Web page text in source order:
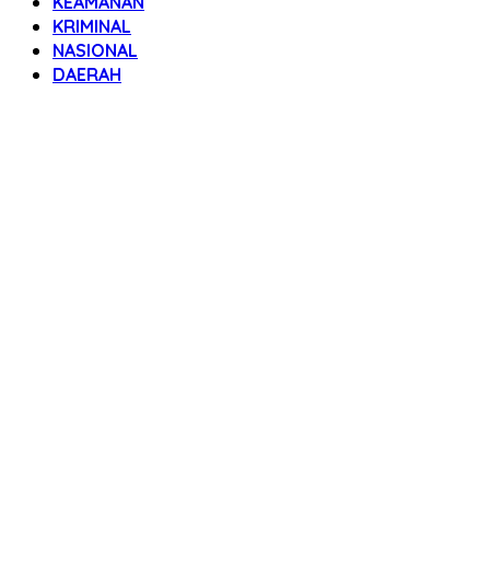
KRIMINAL
NASIONAL
DAERAH